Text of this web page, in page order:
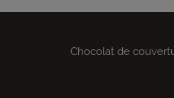
Chocolat de